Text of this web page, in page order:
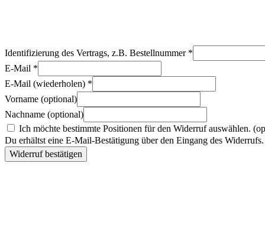
Identifizierung des Vertrags, z.B. Bestellnummer *
E-Mail *
E-Mail (wiederholen) *
Vorname (optional)
Nachname (optional)
Ich möchte bestimmte Positionen für den Widerruf auswählen.
Du erhältst eine E-Mail-Bestätigung über den Eingang des
Widerruf bestätigen